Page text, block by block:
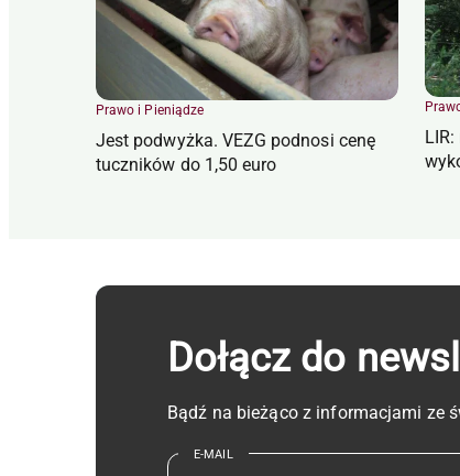
Prawo i Pieniądze
Jest podwyżka. VEZG podnosi cenę
tuczników do 1,50 euro
Dołącz do
Bądź na bieżąco z informacjami ze
E-MAIL